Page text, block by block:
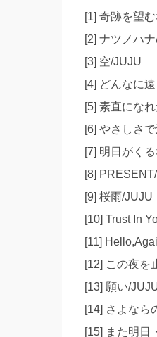
[1] 奇跡を望
[2] ナツノハ
[3] 空/JUJU
[4] どんなに
[5] 素直にな
[6] やさしさ
[7] 明日がく
[8]
[9] 桜雨/JUJU
[10] Trust In
[11]
[12] この夜を
[13] 願い/
[14] さよなら
[15] また明日